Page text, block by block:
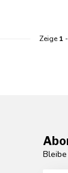
Zeige1-